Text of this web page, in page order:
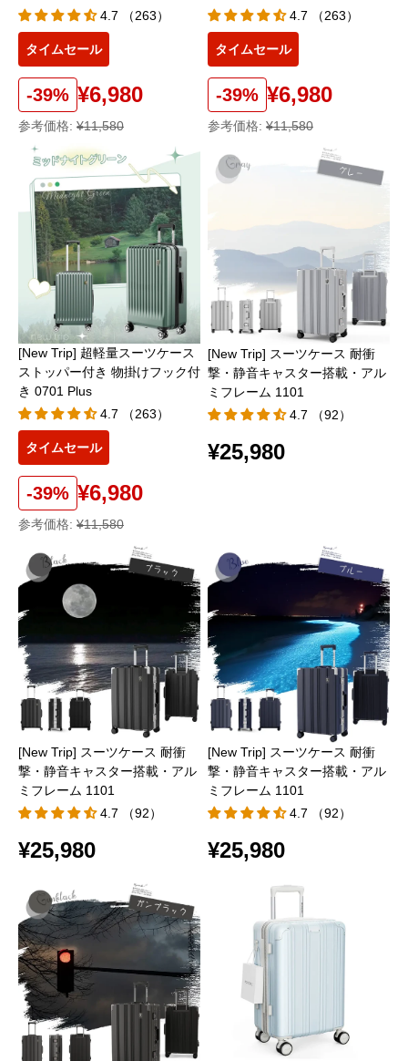
4.7 （263）
タイムセール
-39% ¥6,980
参考価格: ¥11,580
4.7 （263）
タイムセール
-39% ¥6,980
参考価格: ¥11,580
[New Trip] 超軽量スーツケース
ストッパー付き 物掛けフック付
き 0701 Plus
4.7 （263）
タイムセール
-39% ¥6,980
参考価格: ¥11,580
[New Trip] スーツケース 耐衝
撃・静音キャスター搭載・アル
ミフレーム 1101
4.7 （92）
¥25,980
[New Trip] スーツケース 耐衝
撃・静音キャスター搭載・アル
ミフレーム 1101
4.7 （92）
¥25,980
[New Trip] スーツケース 耐衝
撃・静音キャスター搭載・アル
ミフレーム 1101
4.7 （92）
¥25,980